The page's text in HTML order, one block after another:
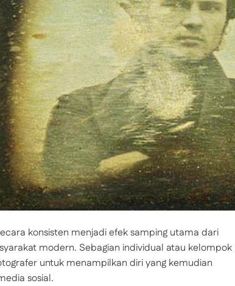
konsisten menjadi efek samping utama dari
modern. Sebagian individual atau kelompok
untuk menampilkan diri yang kemudian
sosial.